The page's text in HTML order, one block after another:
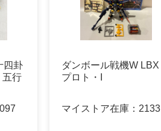
四卦
行
ダンボール戦機W LBX
プロト・I
マイストア在庫： 2133